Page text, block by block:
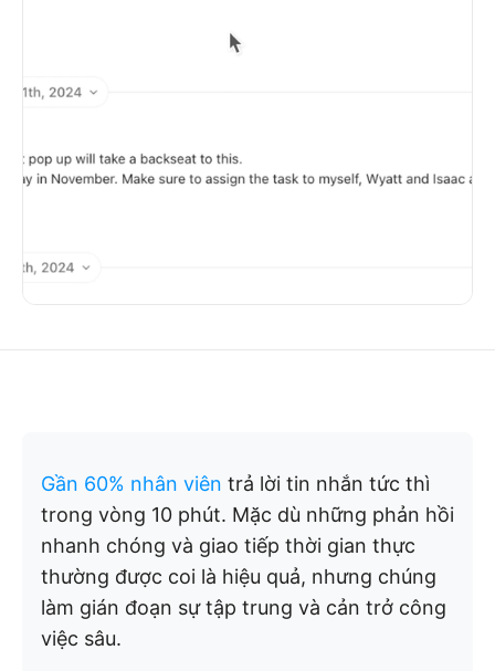
Gần 60% nhân viên trả lời tin nhắn tức thì
trong vòng 10 phút. Mặc dù những phản hồi
nhanh chóng và giao tiếp thời gian thực
thường được coi là hiệu quả, nhưng chúng
làm gián đoạn sự tập trung và cản trở công
việc sâu.